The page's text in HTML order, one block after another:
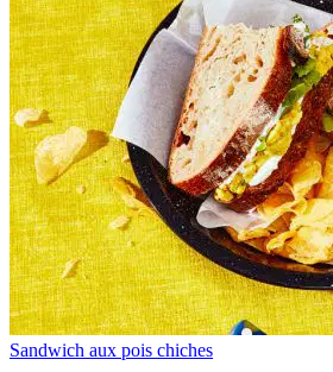
Sandwich aux pois chiches